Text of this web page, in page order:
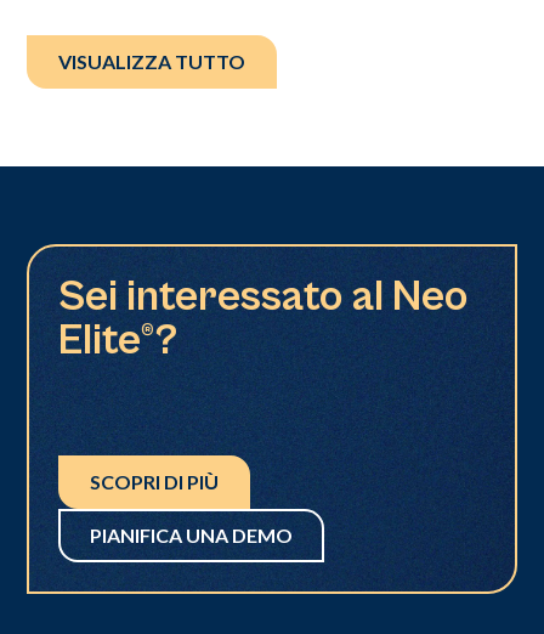
VISUALIZZA TUTTO
Sei interessato al Neo
Elite®?
SCOPRI DI PIÙ
PIANIFICA UNA DEMO